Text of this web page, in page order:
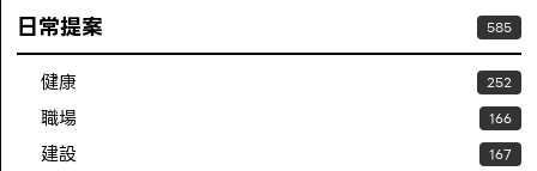
日常提案 585
健康 252
職場 166
建設 167